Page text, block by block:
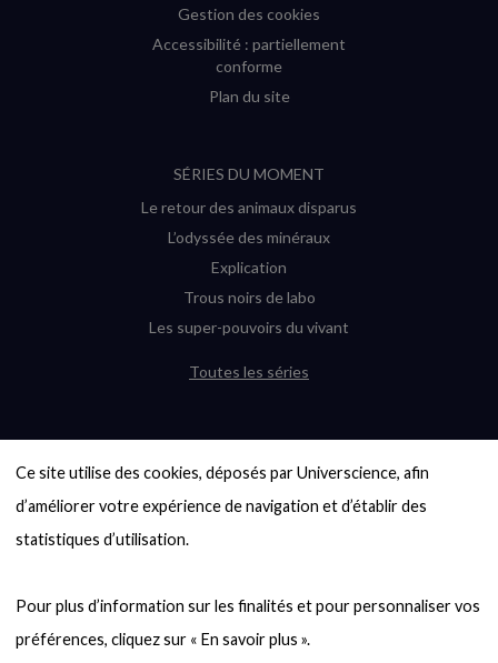
Ce site utilise des cookies, déposés par Universcience, afin
d’améliorer votre expérience de navigation et d’établir des
statistiques d’utilisation.
Pour plus d’information sur les finalités et pour personnaliser vos
Gestion des cookies
Accessibilité : partiellement
conforme
Plan du site
SÉRIES DU MOMENT
Le retour des animaux disparus
L’odyssée des minéraux
Explication
Trous noirs de labo
Les super-pouvoirs du vivant
Toutes les séries
6000 exoplanètes, et pas de « Terre »
en vue ?
Quel avenir pour les cryptos ?
Entre mathématiques et politique : la
quête d’un vote équitable